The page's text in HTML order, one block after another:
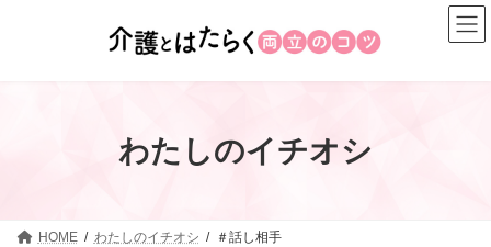
わたしのイチオシ
HOME わたしのイチオシ ＃話し相手